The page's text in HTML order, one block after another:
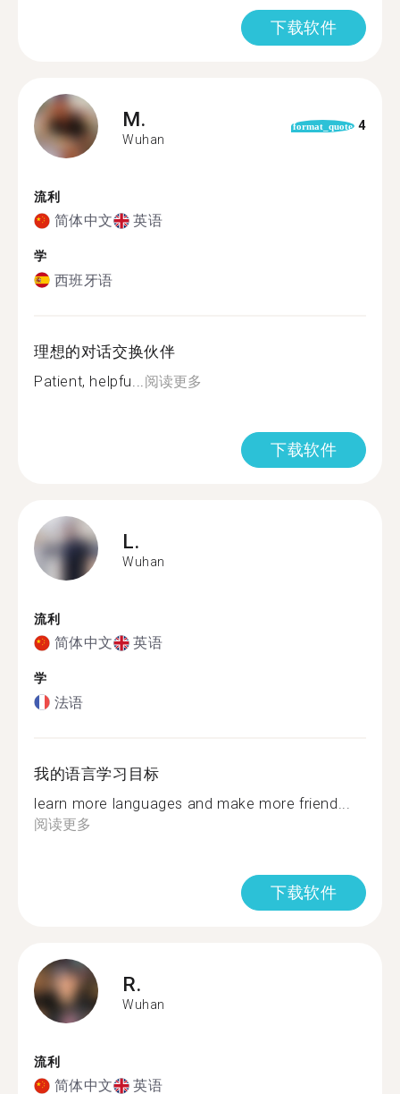
下载软件
M.
Wuhan
format_quote 4
流利
简体中文 英语
学
西班牙语
理想的对话交换伙伴
Patient, helpfu... 阅读更多
下载软件
L.
Wuhan
流利
简体中文 英语
学
法语
我的语言学习目标
learn more languages and make more friend...
阅读更多
下载软件
R.
Wuhan
流利
简体中文 英语